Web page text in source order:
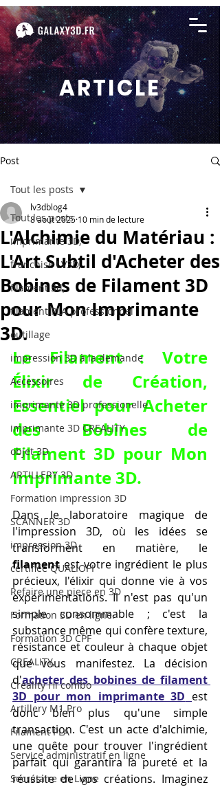
ARTICLE
Post
Tout les posts
imprimante 3D,
franchise LV3D,
filament 3d,
filament PLA professionnel
outillage
impression 3D à la demande
Accessoires
imprimante 3D professionelle
imprimante 3D CREALITY
objet 3D
ARTILLERY 3D
Formation impression 3D
SCANNER 3D
impression 3D
certifiée QUALIOPI
Refaire une piece en 3D
Formation 3D en ligne.
Formation 3D CPF
CREALITY,
Creality Hi combo
Artillery M1 Pro
Filament PLA
Service administratif en ligne
Secrétaire en Ligne
Tout les posts
L'Alchimie du Matériau :
L'Art Subtil d'Acheter des
Bobines de Filament 3D
pour Mon Imprimante
3D.
lv3dblog4
8 août 2025 10 min de lecture
Le Filament : Votre
Élixir de Création,
Essentiel pour Acheter
des Bobines de
Filament 3D pour Mon
Imprimante 3D.
Dans le laboratoire magique de
l'impression 3D, où les idées se
filament est votre ingrédient le plus
précieux, l'élixir qui donne vie à vos
expérimentations. Il n'est pas qu'un
simple consommable ; c'est la
substance même qui confère texture,
résistance et couleur à chaque objet
que vous manifestez. La décision
d'acheter des bobines de filament
3D pour mon imprimante 3D est
donc bien plus qu'une simple
transaction. C'est un acte d'alchimie,
une quête pour trouver l'ingrédient
parfait qui garantira la pureté et la
réussite de vos créations. Imaginez